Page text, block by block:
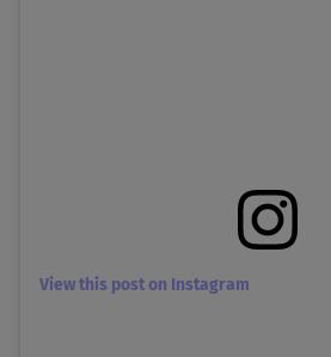
View this post on Instagram